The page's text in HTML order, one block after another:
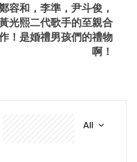
容和，李準，尹斗俊，
光熙二代歌手的至親合
！是婚禮男孩們的禮物
啊！
All